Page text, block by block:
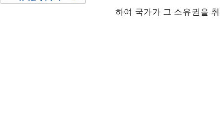
하여 국가가 그 소유권을